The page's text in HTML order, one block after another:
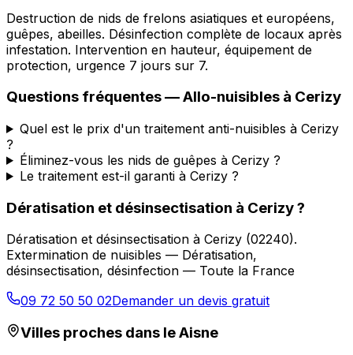
Destruction de nids de frelons asiatiques et européens,
guêpes, abeilles. Désinfection complète de locaux après
infestation. Intervention en hauteur, équipement de
protection, urgence 7 jours sur 7.
Questions fréquentes —Allo-nuisibles à Cerizy
Quel est le prix d'un traitement anti-nuisibles à Cerizy
?
Éliminez-vous les nids de guêpes à Cerizy ?
Le traitement est-il garanti à Cerizy ?
Dératisation et désinsectisation à Cerizy?
Dératisation et désinsectisation à Cerizy (02240).
Extermination de nuisibles — Dératisation,
désinsectisation, désinfection — Toute la France
09 72 50 50 02Demander un devis gratuit
Villes proches dans leAisne